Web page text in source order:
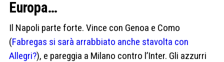
Europa…
Il Napoli parte forte. Vince con Genoa e Como
(Fabregas si sarà arrabbiato anche stavolta con
Allegri?), e pareggia a Milano contro l’Inter. Gli azzurri